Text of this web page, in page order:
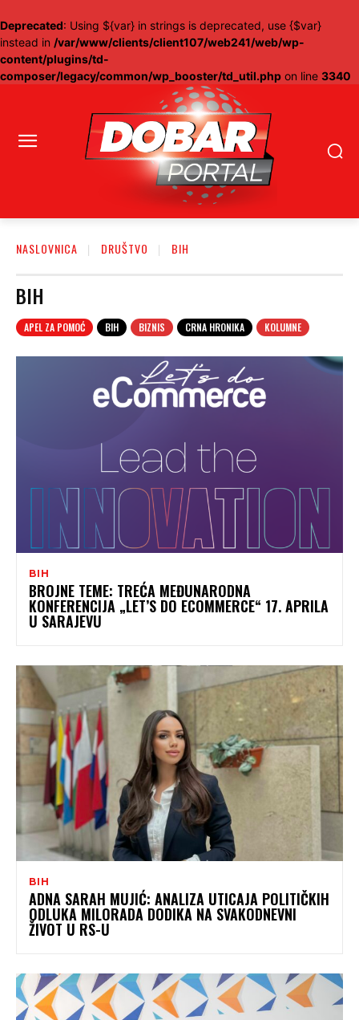
Deprecated: Using ${var} in strings is deprecated, use {$var}
instead in /var/www/clients/client107/web241/web/wp-
content/plugins/td-
composer/legacy/common/wp_booster/td_util.php on line 3340
NASLOVNICA DRUŠTVO BIH
BIH
APEL ZA POMOĆ BIH BIZNIS CRNA HRONIKA KOLUMNE
BIH
BROJNE TEME: TREĆA MEĐUNARODNA
KONFERENCIJA „LET’S DO ECOMMERCE“ 17. APRILA
U SARAJEVU
BIH
ADNA SARAH MUJIĆ: ANALIZA UTICAJA POLITIČKIH
ODLUKA MILORADA DODIKA NA SVAKODNEVNI
ŽIVOT U RS-U